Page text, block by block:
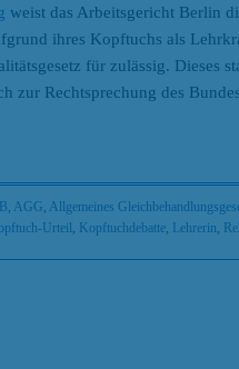
weist das Arbeitsgericht Berlin
ihres Kopftuchs als
für zulässig. Dieses
zur Rechtsprechung des
AGG Allgemeines
Urteil Kopftuchdebatte Lehrerin